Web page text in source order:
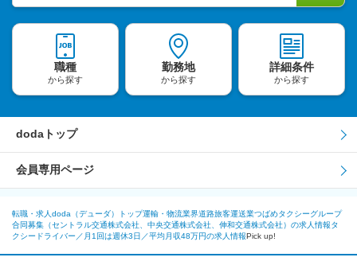
職種
から探す
勤務地
から探す
詳細条件
から探す
dodaトップ
会員専用ページ
転職・求人doda（デューダ）トップ運輸・物流業界道路旅客運送業つばめタクシーグループ
合同募集（セントラル交通株式会社、中央交通株式会社、伸和交通株式会社）の求人情報タ
クシードライバー／月1回は週休3日／平均月収48万円の求人情報Pick up!